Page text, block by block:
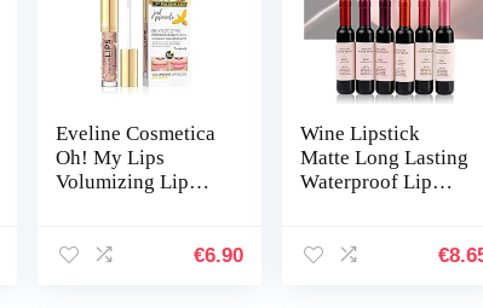
Eveline Cosmetica
Oh! My Lips
Volumizing Lip
Hyaluronzuur | 4,5
€6.90
Wine Lipstick
Matte Long Lasting
Waterproof Lip
Liquid Lipstick, €